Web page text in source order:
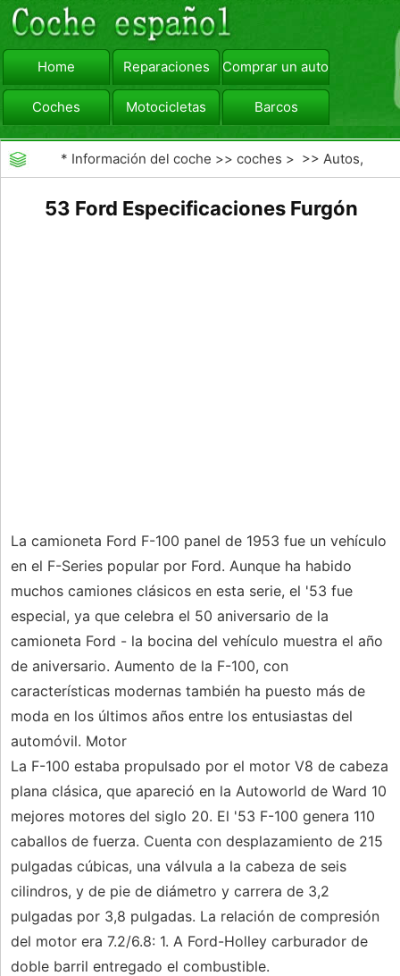
Home Reparaciones Comprar un automóvil
Coches Motocicletas Barcos
viajar Camiones
* Información del coche >>coches > >>Autos,
53 Ford Especificaciones Furgón
La camioneta Ford F-100 panel de 1953 fue un vehículo
en el F-Series popular por Ford. Aunque ha habido
muchos camiones clásicos en esta serie, el '53 fue
especial, ya que celebra el 50 aniversario de la
camioneta Ford - la bocina del vehículo muestra el año
de aniversario. Aumento de la F-100, con
características modernas también ha puesto más de
moda en los últimos años entre los entusiastas del
automóvil. Motor
La F-100 estaba propulsado por el motor V8 de cabeza
plana clásica, que apareció en la Autoworld de Ward 10
mejores motores del siglo 20. El '53 F-100 genera 110
caballos de fuerza. Cuenta con desplazamiento de 215
pulgadas cúbicas, una válvula a la cabeza de seis
cilindros, y de pie de diámetro y carrera de 3,2
pulgadas por 3,8 pulgadas. La relación de compresión
del motor era 7.2/6.8: 1. A Ford-Holley carburador de
doble barril entregado el combustible.